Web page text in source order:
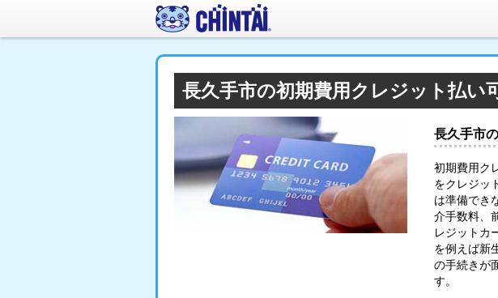
長久手市の初期費用クレジット払い
長久手市
初期費用ク
をクレジッ
は準備でき
介手数料、
レジットカ
を例えば新
の手続きが
す。